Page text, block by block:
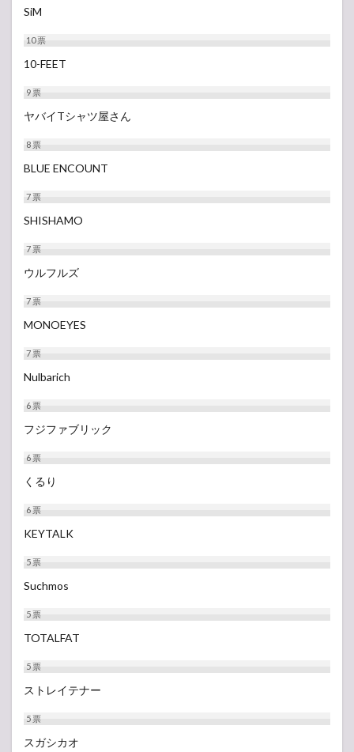
SiM
10票
10-FEET
9票
ヤバイTシャツ屋さん
8票
BLUE ENCOUNT
7票
SHISHAMO
7票
ウルフルズ
7票
MONOEYES
7票
Nulbarich
6票
フジファブリック
6票
くるり
6票
KEYTALK
5票
Suchmos
5票
TOTALFAT
5票
ストレイテナー
5票
スガシカオ